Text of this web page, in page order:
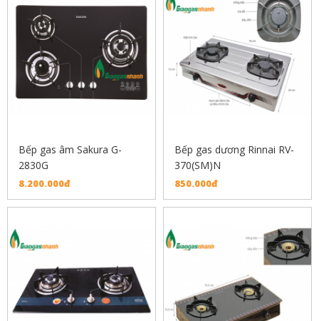
Bếp gas âm Sakura G-
2830G
8.200.000đ
Bếp gas dương Rinnai RV-
370(SM)N
850.000đ